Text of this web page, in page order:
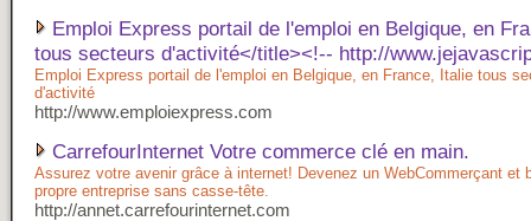
Emploi Express portail de l'emploi en Belgique, en
tous secteurs d'activité</title><!-- http://
Emploi Express portail de l'emploi en Belgique, en France, Italie tous
d'activité
http://www.emploiexpress.com
CarrefourInternet Votre commerce clé en main.
Assurez votre avenir grâce à internet! Devenez un WebCommerçant et
propre entreprise sans casse-tête.
http://annet.carrefourinternet.com